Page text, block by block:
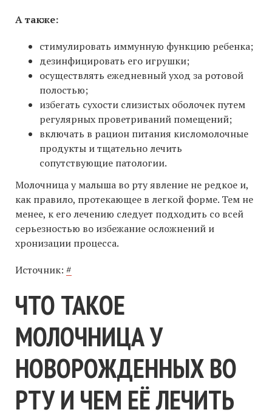
А также:
стимулировать иммунную функцию ребенка;
дезинфицировать его игрушки;
осуществлять ежедневный уход за ротовой
полостью;
избегать сухости слизистых оболочек путем
регулярных проветриваний помещений;
включать в рацион питания кисломолочные
продукты и тщательно лечить
сопутствующие патологии.
Молочница у малыша во рту явление не редкое и,
как правило, протекающее в легкой форме. Тем не
менее, к его лечению следует подходить со всей
серьезностью во избежание осложнений и
хронизации процесса.
Источник: #
ЧТО ТАКОЕ
МОЛОЧНИЦА У
НОВОРОЖДЕННЫХ ВО
РТУ И ЧЕМ ЕЁ ЛЕЧИТЬ